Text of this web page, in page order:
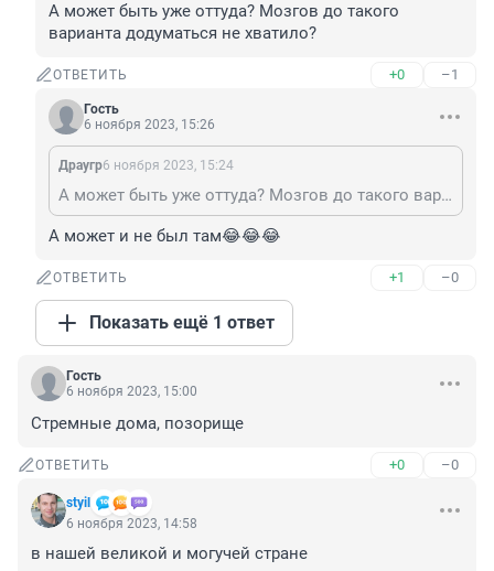
А может быть уже оттуда? Мозгов до такого
варианта додуматься не хватило?
ОТВЕТИТЬ +0 –1
Гость
6 ноября 2023, 15:26
Драугр6 ноября 2023, 15:24
А может быть уже оттуда? Мозгов до такого варианта додуматься не хватило?
А может и не был там😂😂😂
ОТВЕТИТЬ +1 –0
Показать ещё 1 ответ
Гость
6 ноября 2023, 15:00
Стремные дома, позорище
ОТВЕТИТЬ +0 –0
styil
6 ноября 2023, 14:58
в нашей великой и могучей стране